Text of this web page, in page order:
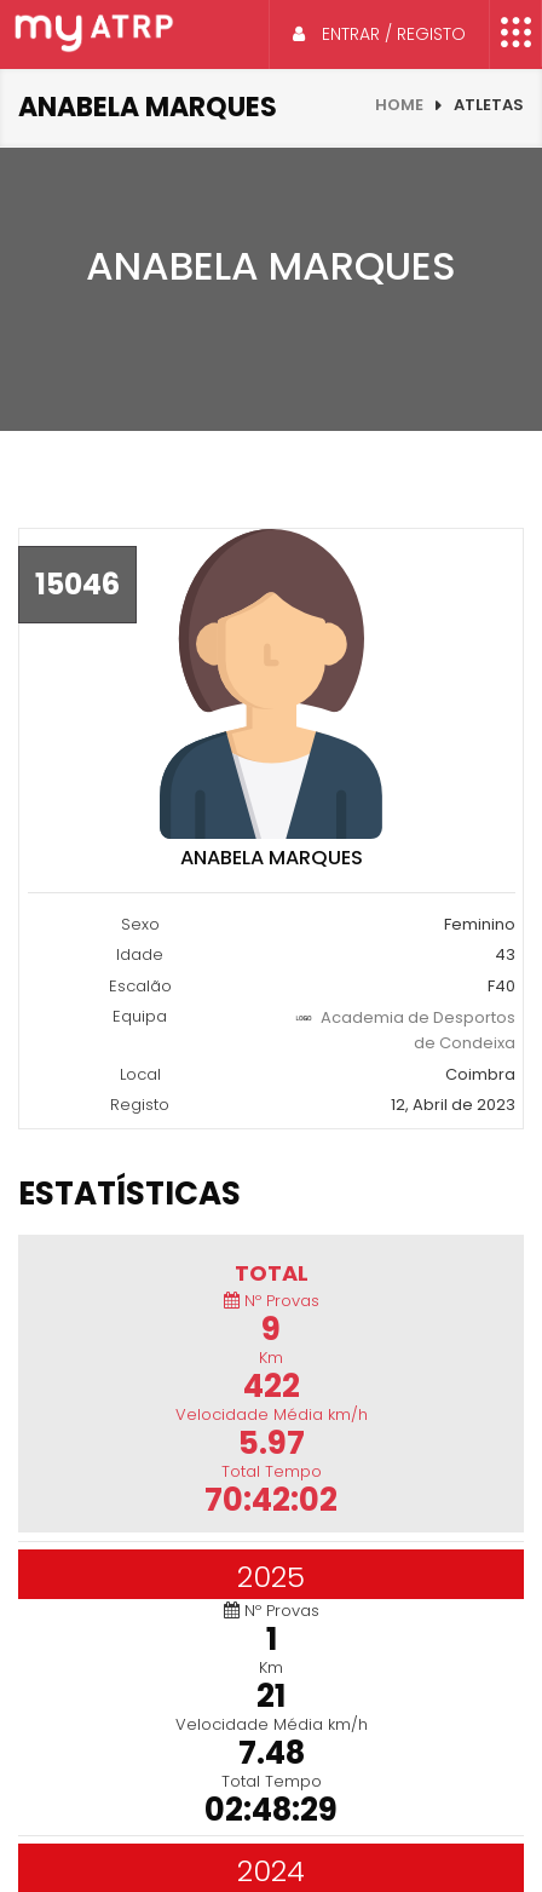
ENTRAR / REGISTO
ANABELA MARQUES HOME ATLETAS
ANABELA MARQUES
15046
ANABELA MARQUES
Sexo
Feminino
Idade
43
Escalão
F40
Equipa
Academia de Desportos
de Condeixa
Local
Coimbra
Registo
12, Abril de 2023
ESTATÍSTICAS
TOTAL
Nº Provas
9
Km
422
Velocidade Média km/h
5.97
Total Tempo
70:42:02
2025
Nº Provas
1
Km
21
Velocidade Média km/h
7.48
Total Tempo
02:48:29
2024